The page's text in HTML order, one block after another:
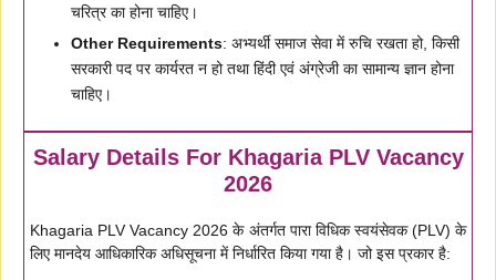
चरित्र का होना चाहिए।
Other Requirements: अभ्यर्थी समाज सेवा में रुचि रखता हो, किसी
सरकारी पद पर कार्यरत न हो तथा हिंदी एवं अंग्रेजी का सामान्य ज्ञान होना
चाहिए।
Salary Details For Khagaria PLV Vacancy
2026
Khagaria PLV Vacancy 2026 के अंतर्गत पारा विधिक स्वयंसेवक (PLV) के
लिए मानदेय आधिकारिक अधिसूचना में निर्धारित किया गया है। जो इस प्रकार है: